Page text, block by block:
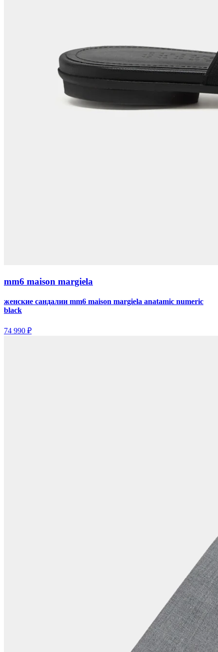
mm6 maison margiela
женские сандалии mm6 maison margiela anatamic numeric
black
74 990 ₽